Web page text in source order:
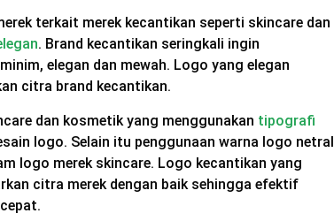
terkait merek kecantikan seperti skincare dan
. Brand kecantikan seringkali ingin
elegan dan mewah. Logo yang elegan
citra brand kecantikan.
dan kosmetik yang menggunakan tipografi
logo. Selain itu penggunaan warna logo netral
logo merek skincare. Logo kecantikan yang
citra merek dengan baik sehingga efektif